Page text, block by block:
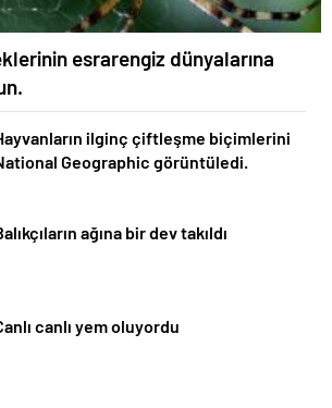
esrarengiz dünyalarına
ilginç çiftleşme biçimlerini
Geographic görüntüledi.
ağına bir dev takıldı
canlı yem oluyordu